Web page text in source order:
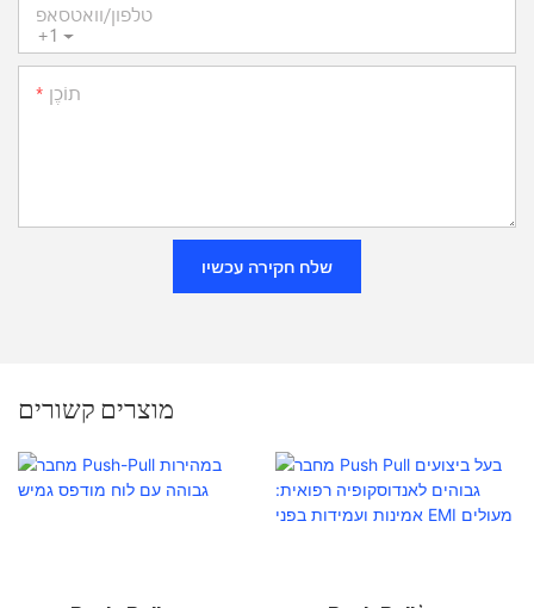
+1
טלפון/וואטסאפ
תוֹכֶן
שלח חקירה עכשיו
מוצרים קשורים